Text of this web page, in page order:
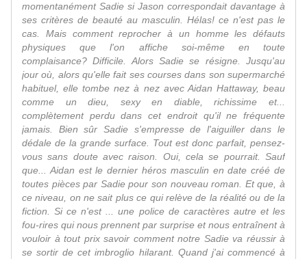
momentanément Sadie si Jason correspondait davantage à
ses critères de beauté au masculin. Hélas! ce n'est pas le
cas. Mais comment reprocher à un homme les défauts
physiques que l'on affiche soi-même en toute
complaisance? Difficile. Alors Sadie se résigne. Jusqu'au
jour où, alors qu'elle fait ses courses dans son supermarché
habituel, elle tombe nez à nez avec Aidan Hattaway, beau
comme un dieu, sexy en diable, richissime et...
complètement perdu dans cet endroit qu'il ne fréquente
jamais. Bien sûr Sadie s'empresse de l'aiguiller dans le
dédale de la grande surface. Tout est donc parfait, pensez-
vous sans doute avec raison. Oui, cela se pourrait. Sauf
que... Aidan est le dernier héros masculin en date créé de
toutes pièces par Sadie pour son nouveau roman. Et que, à
ce niveau, on ne sait plus ce qui relève de la réalité ou de la
fiction. Si ce n'est ... une police de caractères autre et les
fou-rires qui nous prennent par surprise et nous entraînent à
vouloir à tout prix savoir comment notre Sadie va réussir à
se sortir de cet imbroglio hilarant. Quand j'ai commencé à